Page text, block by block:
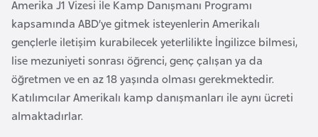
Amerika J1 Vizesi ile Kamp Danışmanı Programı
kapsamında ABD’ye gitmek isteyenlerin Amerikalı
gençlerle iletişim kurabilecek yeterlilikte İngilizce bilmesi,
lise mezuniyeti sonrası öğrenci, genç çalışan ya da
öğretmen ve en az 18 yaşında olması gerekmektedir.
Katılımcılar Amerikalı kamp danışmanları ile aynı ücreti
almaktadırlar.
l
g
a
r
i
s
t